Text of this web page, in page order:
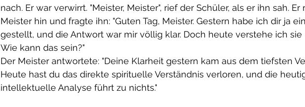
nach. Er war verwirrt. "Meister, Meister", rief der Schüler, als er ihn sah.
Meister hin und fragte ihn: "Guten Tag, Meister. Gestern habe ich dir ja
gestellt, und die Antwort war mir völlig klar. Doch heute verstehe ich
Wie kann das sein?"
Der Meister antwortete: "Deine Klarheit gestern kam aus dem tiefsten
Heute hast du das direkte spirituelle Verständnis verloren, und die
intellektuelle Analyse führt zu nichts."